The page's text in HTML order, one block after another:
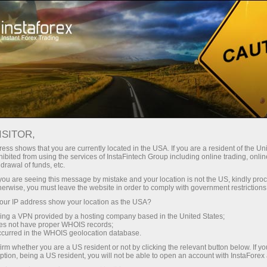
Трейдерам Форекс огляди Технический анализ
12.06.2013: Аналітичні огляди
Форекс: Техническая картина
валютной пары GBPUSD по системе
«Каналы регрессии» за 12 июня
2013 года
shows that you are currently located in the USA. If you are a resident of the
from using the services of InstaFintech Group including online trading,
of funds, etc.
are seeing this message by mistake and your location is not the US, kindly
you must leave the website in order to comply with government
IP address show your location as the USA?
a VPN provided by a hosting company based in the United States;
not have proper WHOIS records;
in the WHOIS geolocation database.
whether you are a US resident or not by clicking the relevant button below. If
being a US resident, you will not be able to open an account with InstaForex